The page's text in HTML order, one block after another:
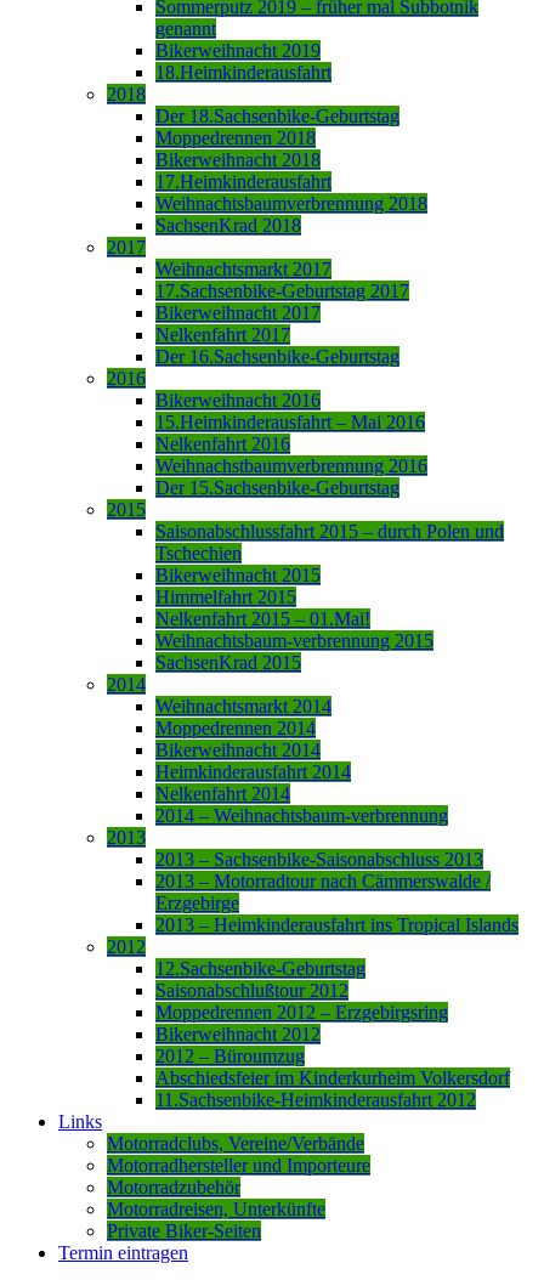
Sommerputz 2019 – früher mal Subbotnik
genannt
Bikerweihnacht 2019
18.Heimkinderausfahrt
2018
Der 18.Sachsenbike-Geburtstag
Moppedrennen 2018
Bikerweihnacht 2018
17.Heimkinderausfahrt
Weihnachtsbaumverbrennung 2018
SachsenKrad 2018
2017
Weihnachtsmarkt 2017
17.Sachsenbike-Geburtstag 2017
Bikerweihnacht 2017
Nelkenfahrt 2017
Der 16.Sachsenbike-Geburtstag
2016
Bikerweihnacht 2016
15.Heimkinderausfahrt – Mai 2016
Nelkenfahrt 2016
Weihnachstbaumverbrennung 2016
Der 15.Sachsenbike-Geburtstag
2015
Saisonabschlussfahrt 2015 – durch Polen und
Tschechien
Bikerweihnacht 2015
Himmelfahrt 2015
Nelkenfahrt 2015 – 01.Mai!
Weihnachtsbaum-verbrennung 2015
SachsenKrad 2015
2014
Weihnachtsmarkt 2014
Moppedrennen 2014
Bikerweihnacht 2014
Heimkinderausfahrt 2014
Nelkenfahrt 2014
2014 – Weihnachtsbaum-verbrennung
2013
2013 – Sachsenbike-Saisonabschluss 2013
2013 – Motorradtour nach Cämmerswalde /
Erzgebirge
2013 – Heimkinderausfahrt ins Tropical Islands
2012
12.Sachsenbike-Geburtstag
Saisonabschlußtour 2012
Moppedrennen 2012 – Erzgebirgsring
Bikerweihnacht 2012
2012 – Büroumzug
Abschiedsfeier im Kinderkurheim Volkersdorf
11.Sachsenbike-Heimkinderausfahrt 2012
Links
Motorradclubs, Vereine/Verbände
Motorradhersteller und Importeure
Motorradzubehör
Motorradreisen, Unterkünfte
Private Biker-Seiten
Termin eintragen